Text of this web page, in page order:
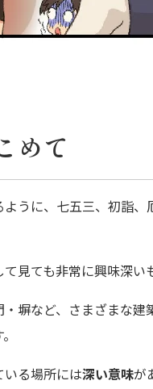
めて
うに、七五三、初詣
見ても非常に興味深い
塀など、さまざまな
いる場所には深い意味が